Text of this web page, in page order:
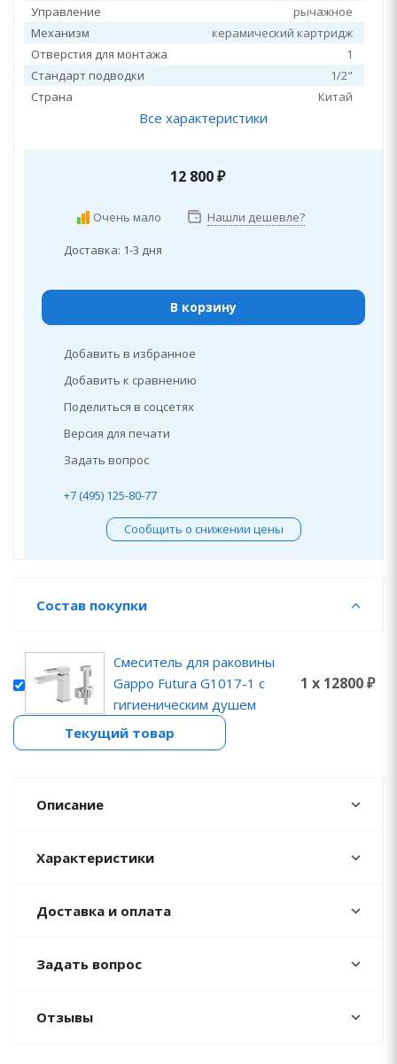
Управление
рычажное
Механизм
керамический картридж
Отверстия для монтажа
1
Стандарт подводки
1/2"
Страна
Китай
Все характеристики
12 800₽
Очень мало Нашли дешевле?
Доставка: 1-3 дня
В корзину
Добавить в избранное
Добавить к сравнению
Поделиться в соцсетях
Версия для печати
Задать вопрос
+7 (495) 125-80-77
Сообщить о снижении цены
Состав покупки
Смеситель для раковины
Gappo Futura G1017-1 с
гигиеническим душем
1 x 12800 ₽
Текущий товар
Описание
Характеристики
Доставка и оплата
Задать вопрос
Отзывы